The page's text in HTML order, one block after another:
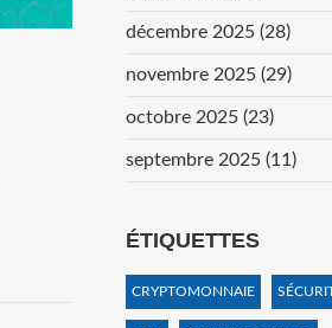
décembre 2025 (28)
novembre 2025 (29)
octobre 2025 (23)
septembre 2025 (11)
ÉTIQUETTES
CRYPTOMONNAIE